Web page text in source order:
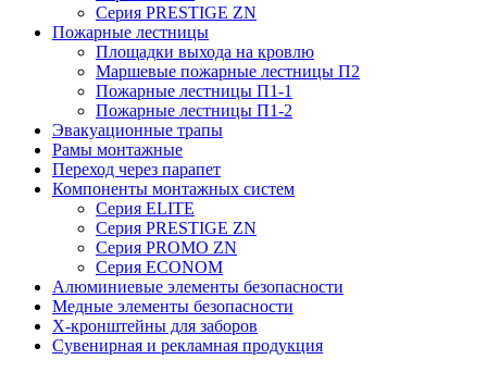
Серия PRESTIGE ZN
Пожарные лестницы
Площадки выхода на кровлю
Маршевые пожарные лестницы П2
Пожарные лестницы П1-1
Пожарные лестницы П1-2
Эвакуационные трапы
Рамы монтажные
Переход через парапет
Компоненты монтажных систем
Серия ELITE
Серия PRESTIGE ZN
Серия PROMO ZN
Серия ECONOM
Алюминиевые элементы безопасности
Медные элементы безопасности
X-кронштейны для заборов
Сувенирная и рекламная продукция